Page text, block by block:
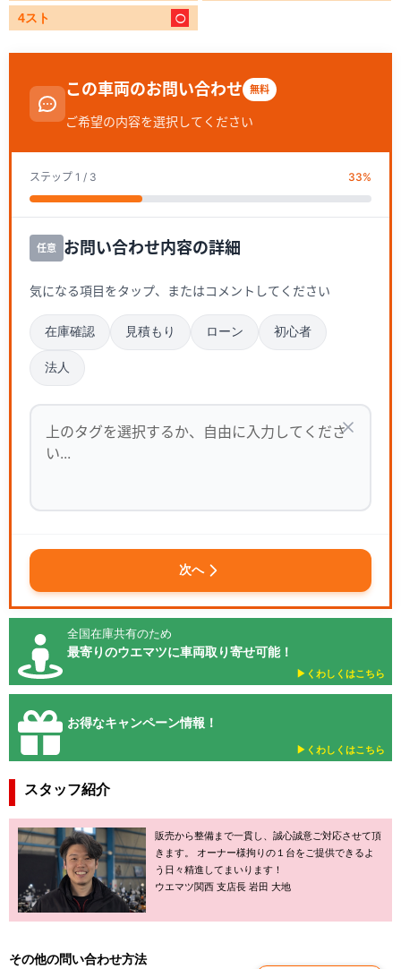
4スト
この車両のお問い合わせ 無料
ご希望の内容を選択してください
ステップ 1 / 3 33%
任意 お問い合わせ内容の詳細
気になる項目をタップ、またはコメントしてください
在庫確認 見積もり ローン 初心者
法人
次へ
全国在庫共有のため
最寄りのウエマツに車両取り寄せ可能！
▶︎くわしくはこちら
お得なキャンペーン情報！
▶︎くわしくはこちら
スタッフ紹介
販売から整備まで一貫し、誠心誠意ご対応させて頂
きます。 オーナー様拘りの１台をご提供できるよ
う日々精進してまいります！
ウエマツ関西 支店長 岩田 大地
その他の問い合わせ方法